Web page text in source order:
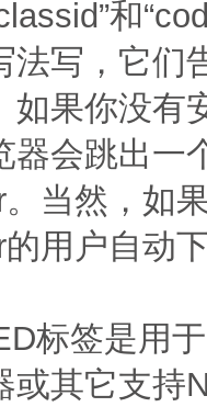
和
法写，它们
如果你没有
器会跳出一
。当然，如
的用户自动
标签是用
或其它支持